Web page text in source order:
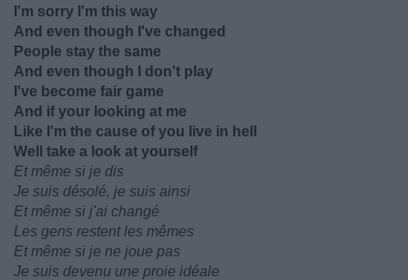
I'm sorry I'm this way
And even though I've changed
People stay the same
And even though I don't play
I've become fair game
And if your looking at me
Like I'm the cause of you live in hell
Well take a look at yourself
Et même si je dis
Je suis désolé, je suis ainsi
Et même si j'ai changé
Les gens restent les mêmes
Et même si je ne joue pas
Je suis devenu une proie idéale